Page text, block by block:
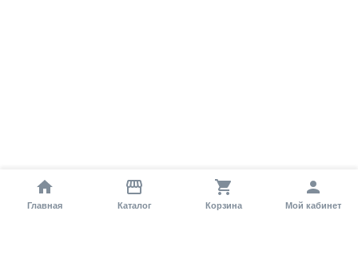
Главная Каталог Корзина Мой кабинет